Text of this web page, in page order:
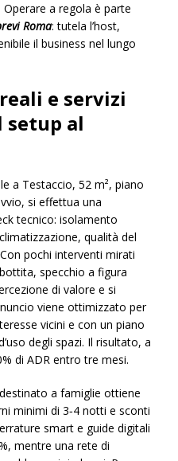
a regola è parte
Roma: tutela l’host,
il business nel lungo
e servizi
setup al
a Testaccio, 52 m², piano
si effettua una
tecnico: isolamento
qualità del
pochi interventi mirati
specchio a figura
di valore e si
viene ottimizzato per
vicini e con un piano
degli spazi. Il risultato, a
di ADR entro tre mesi.
a famiglie ottiene
minimi di 3‑4 notti e sconti
smart e guide digitali
mentre una rete di